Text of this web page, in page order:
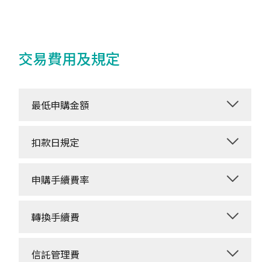
交易費用及規定
最低申購金額
扣款日規定
申購手續費率
轉換手續費
信託管理費